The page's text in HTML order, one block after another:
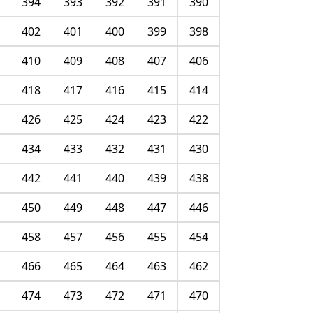
398
399
400
401
402
406
407
408
409
410
414
415
416
417
418
422
423
424
425
426
430
431
432
433
434
438
439
440
441
442
446
447
448
449
450
454
455
456
457
458
462
463
464
465
466
470
471
472
473
474